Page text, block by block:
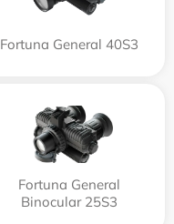
Fortuna General 40S3
Fortuna General
Binocular 25S3